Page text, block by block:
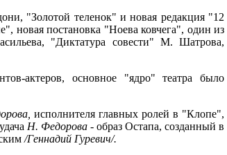
"Золотой теленок" и новая редакция "12
новая постановка "Ноева ковчега", один из
"Диктатура совести" М. Шатрова,
актеров, основное "ядро" театра было
исполнителя главных ролей в "Клопе",
Н. Федорова - образ Остапа, созданный в
/Геннадий Гуревич/.